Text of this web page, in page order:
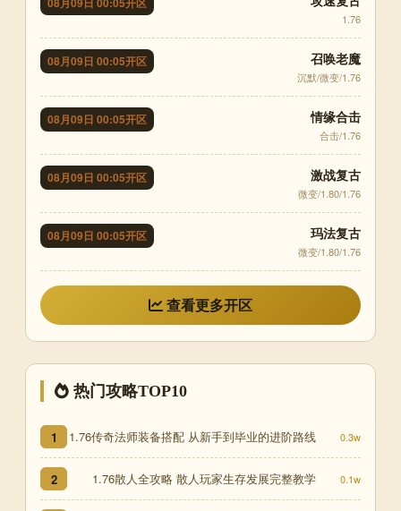
1.76
08月09日 00:05开区 召唤老魔
沉默/微变/1.76
08月09日 00:05开区 情缘合击
合击/1.76
08月09日 00:05开区 激战复古
微变/1.80/1.76
08月09日 00:05开区 玛法复古
微变/1.80/1.76
查看更多开区
热门攻略TOP10
1 1.76传奇法师装备搭配 从新手到毕业的进阶路线 0.3w
2 1.76散人全攻略 散人玩家生存发展完整教学 0.1w